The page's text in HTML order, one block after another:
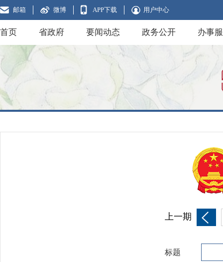
邮箱 微博 APP下载 用户中心
首页 省政府 要闻动态 政务公开 办事
上一期
标题